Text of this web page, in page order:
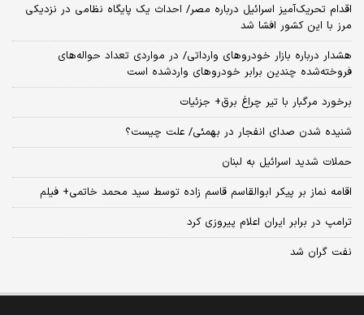
اقدام تحریک‌آمیز اسرائیل درباره مصر/ احداث یک پایگاه نظامی در نزدیکی
مرز با این کشور افشا شد
هشدار درباره بازار خودروهای وارداتی/ در مواردی تعداد حواله‌های
فروخته‌شده چندین برابر خودروهای واردشده است
برخورد مرگبار با تیر چراغ برق+ جزئیات
شنیده شدن صدای انفجار در بهمئی/ علت چیست؟
حملات شدید اسرائیل به لبنان
اقامه نماز بر پیکر ابوالقاسم قاسم زاده توسط سید محمد خاتمی+ فیلم
ترامپ در برابر ایران اعلام پیروزی کرد
نفت گران شد